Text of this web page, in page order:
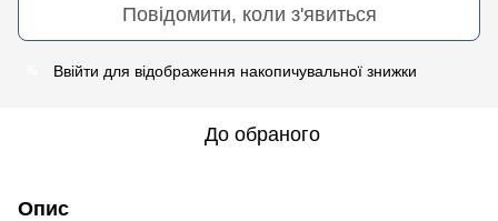
Повідомити, коли з'явиться
Ввійти для відображення накопичувальної знижки
До обраного
Опис